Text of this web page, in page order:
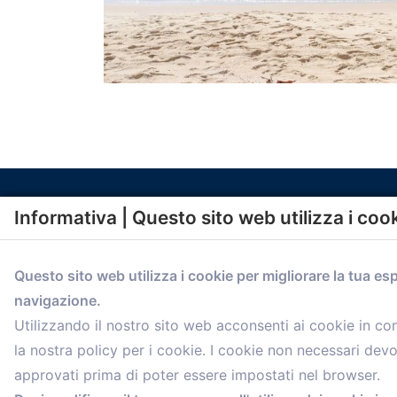
comunicazione@confartigianato.bo.it
Informativa | Questo sito web utilizza i
Questo sito web utilizza i cookie per migliorare la tua
navigazione.
Utilizzando il nostro sito web acconsenti ai cookie in
la nostra policy per i cookie. I cookie non necessari
approvati prima di poter essere impostati nel browser.